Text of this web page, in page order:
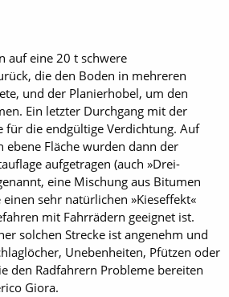
auf eine 20 t schwere
die den Boden in mehreren
und der Planierhobel, um den
Ein letzter Durchgang mit der
für die endgültige Verdichtung. Auf
Fläche wurden dann der
aufgetragen (auch »Drei-
eine Mischung aus Bitumen
sehr natürlichen »Kieseffekt«
mit Fahrrädern geeignet ist.
solchen Strecke ist angenehm und
Unebenheiten, Pfützen oder
den Radfahrern Probleme bereiten
Giora.